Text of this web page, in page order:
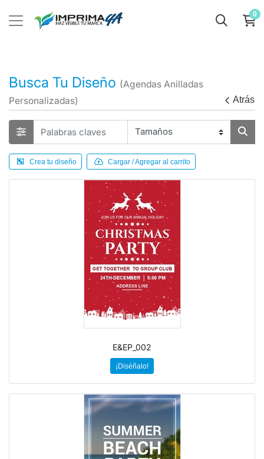
0
Busca Tu Diseño (Agendas Anilladas
Personalizadas)
Atrás
Crea tu diseño Cargar / Agregar al carrito
E&EP_002
¡Diséñalo!